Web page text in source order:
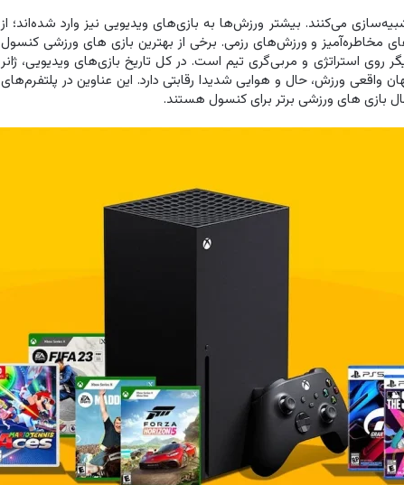
می‌کنند. بیشتر ورزش‌ها به بازی‌های ویدیویی نیز وارد شده‌اند؛ از
مخاطره‌آمیز و ورزش‌های رزمی. برخی از بهترین بازی‌ های ورزشی کنسول
روی استراتژی و مربی‌گری تیم است. در کل تاریخ بازی‌های ویدیویی، ژانر
ورزش، حال و هوایی شدیدا رقابتی دارد. این عناوین در پلتفرم‌های
بازی‌ های ورزشی برتر برای کنسول هستند.